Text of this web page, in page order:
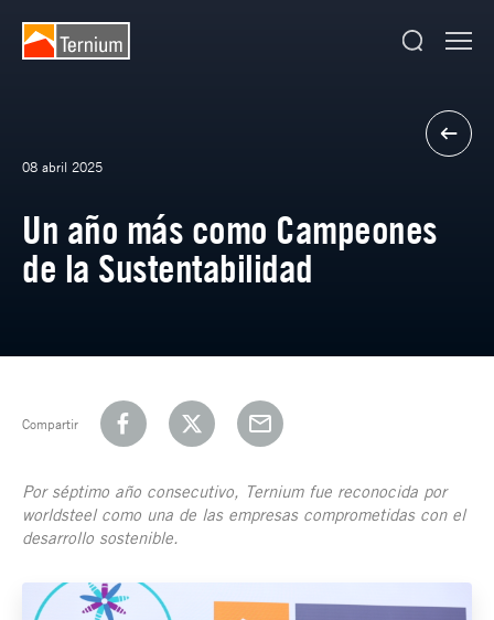
08 abril 2025
Un año más como Campeones
de la Sustentabilidad
Compartir
Por séptimo año consecutivo, Ternium fue reconocida por
worldsteel como una de las empresas comprometidas con el
desarrollo sostenible.